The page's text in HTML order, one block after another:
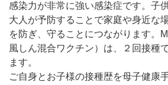
感染力が非常に強い感染症です。子
大人が予防することで家庭や身近な
を防ぎ、守ることにつながります。
風しん混合ワクチン）は、２回接種
ます。
ご自身とお子様の接種歴を母子健康